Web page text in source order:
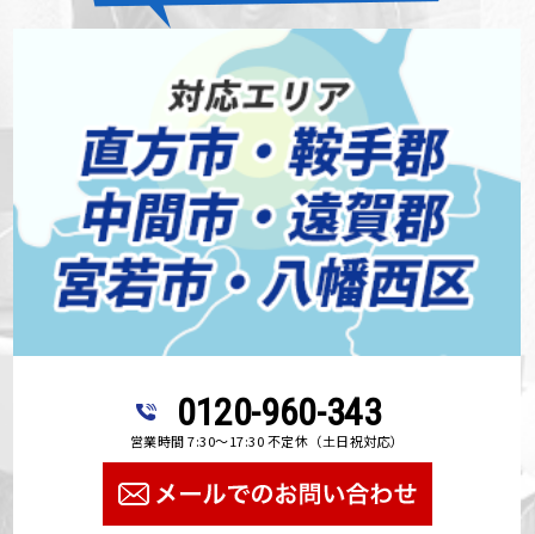
0120-960-343
営業時間 7:30～17:30 不定休（土日祝対応）